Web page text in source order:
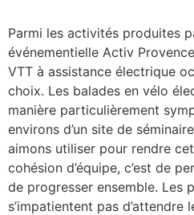
Parmi les activités produites
événementielle Activ
VTT à assistance électrique
choix. Les balades en vélo
manière particulièrement
environs d’un site de
aimons utiliser pour rendre
cohésion d’équipe, c’est de
de progresser ensemble. Les
s’impatientent pas d’attendre